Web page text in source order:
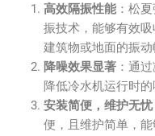
高效隔振性能：松
振技术，能够有效
建筑物或地面的振动
降噪效果显著：通
降低冷水机运行时
安装简便，维护无忧
便，且维护简单，能